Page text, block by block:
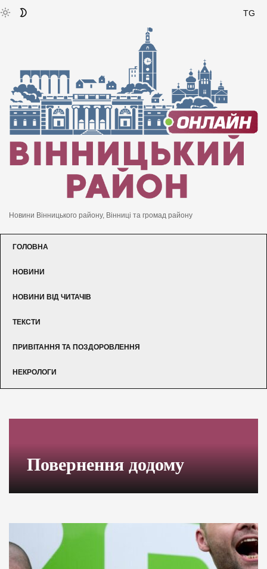
TG
Новини Вінницького району, Вінниці та громад району
ГОЛОВНА
НОВИНИ
НОВИНИ ВІД ЧИТАЧІВ
ТЕКСТИ
ПРИВІТАННЯ ТА ПОЗДОРОВЛЕННЯ
НЕКРОЛОГИ
Повернення додому